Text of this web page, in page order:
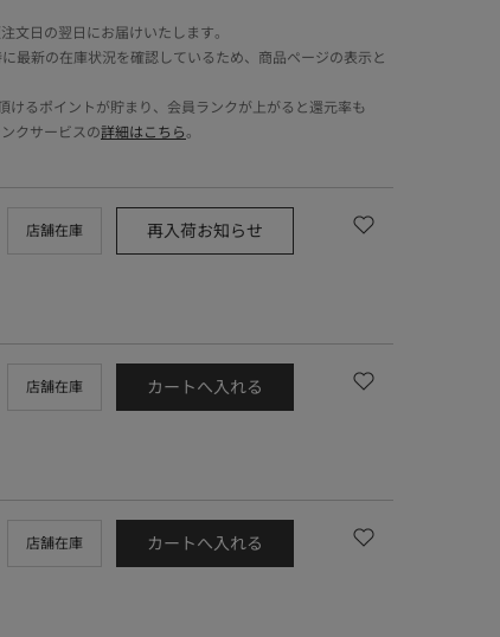
文日の翌日にお届けいたします。
最新の在庫状況を確認しているため、商品ページの表示と
けるポイントが貯まり、会員ランクが上がると還元率も
クサービスの詳細はこちら。
店舗在庫 再入荷お知らせ
店舗在庫 カートへ入れる
店舗在庫 カートへ入れる